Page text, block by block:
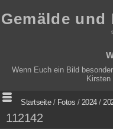
Gemälde
Wenn Euch ein Bild
Kirsten
Startseite/ Fotos / 2024/
112142